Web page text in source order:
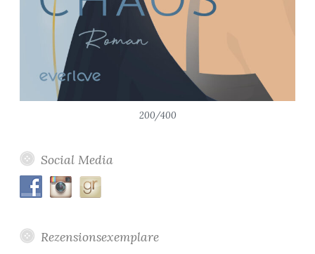
200/400
Social Media
Rezensionsexemplare